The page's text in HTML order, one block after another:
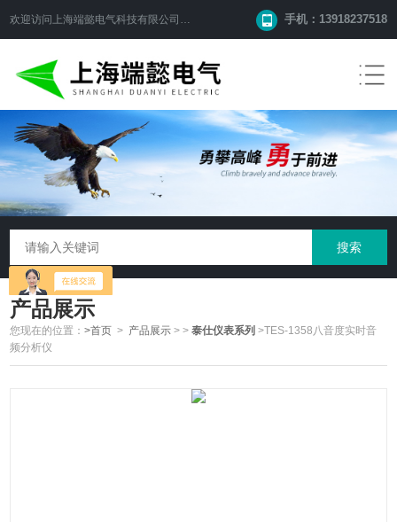
欢迎访问 上海端懿电气科技有限公司 网站！ 手机：13918237518
产品展示
您现在的位置：>首页 > 产品展示 >>泰仕仪表系列 >TES-1358八音度实时音
频分析仪